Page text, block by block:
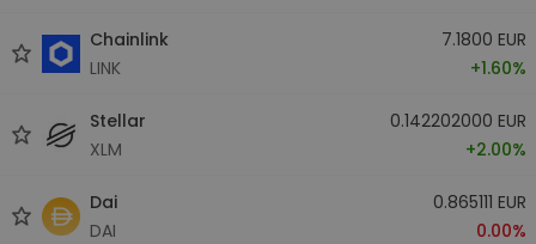
Chainlink
LINK
7.1800 EUR
+1.60%
Stellar
XLM
0.142202000 EUR
+2.00%
Dai
DAI
0.865111 EUR
0.00%